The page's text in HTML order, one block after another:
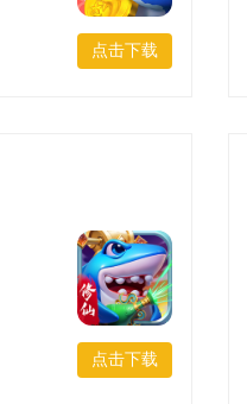
点击下载
点击下载